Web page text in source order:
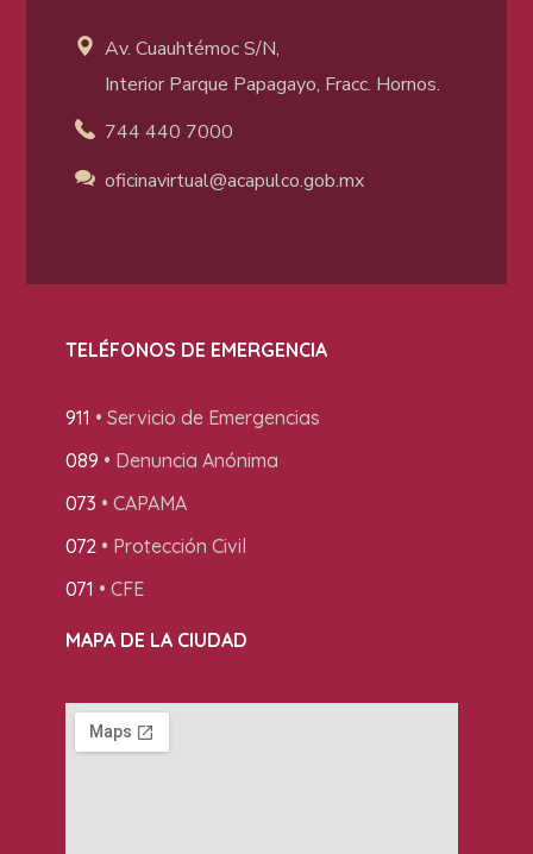
Av. Cuauhtémoc S/N,
Interior Parque Papagayo, Fracc. Hornos.
744 440 7000
oficinavirtual@acapulco.gob.mx
TELÉFONOS DE EMERGENCIA
911 • Servicio de Emergencias
089 • Denuncia Anónima
073 • CAPAMA
072• Protección Civil
071 • CFE
MAPA DE LA CIUDAD